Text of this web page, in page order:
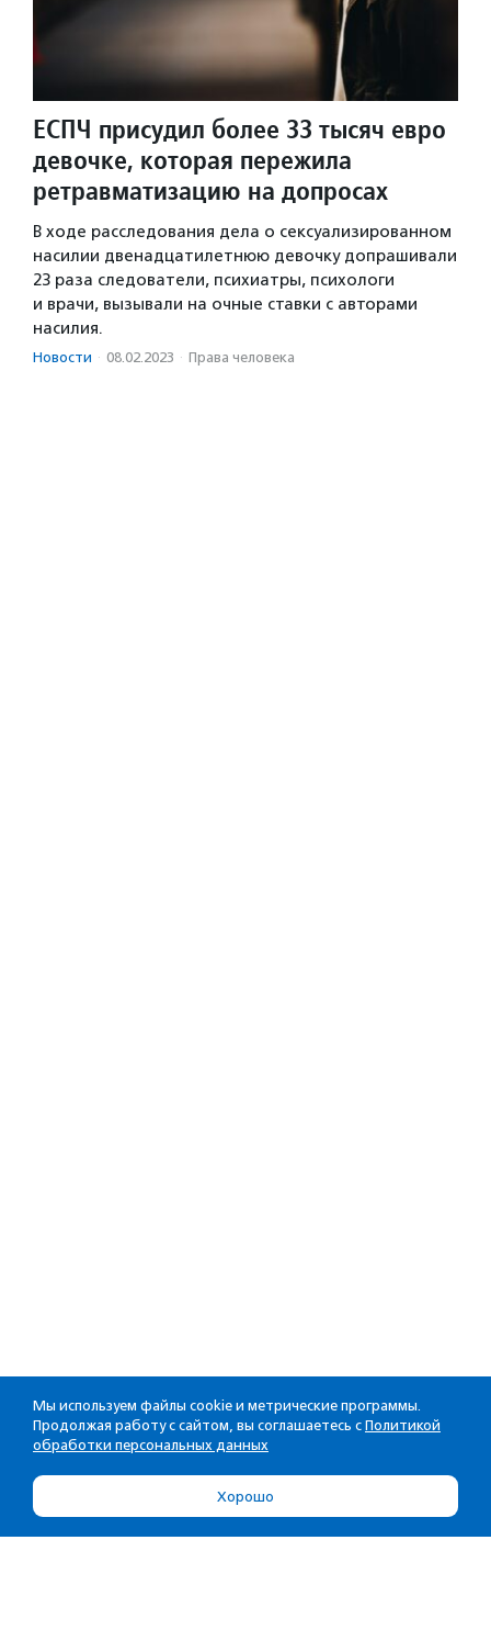
ЕСПЧ присудил более 33 тысяч евро
девочке, которая пережила
ретравматизацию на допросах
В ходе расследования дела о сексуализированном
насилии двенадцатилетнюю девочку допрашивали
23 раза следователи, психиатры, психологи
и врачи, вызывали на очные ставки с авторами
насилия.
Новости · 08.02.2023 · Права человека
Мы используем файлы cookie и метрические программы.
Продолжая работу с сайтом, вы соглашаетесь с Политикой
обработки персональных данных
Хорошо